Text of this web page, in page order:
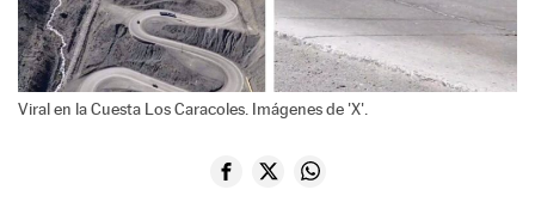
Viral en la Cuesta Los Caracoles. Imágenes de 'X'.